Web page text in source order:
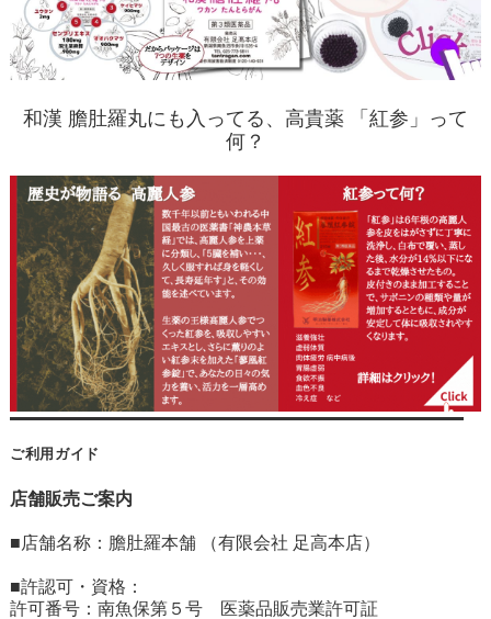
和漢 膽肚羅丸にも入ってる、高貴薬 「紅参」って
何？
ご利用ガイド
店舗販売ご案内
■店舗名称：膽肚羅本舗 （有限会社 足高本店）
■許認可・資格：
許可番号：南魚保第５号 医薬品販売業許可証